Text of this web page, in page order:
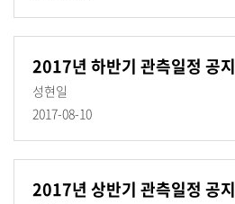
2017년 하반기 관측일정 공지
성현일
2017-08-10
2017년 상반기 관측일정 공지